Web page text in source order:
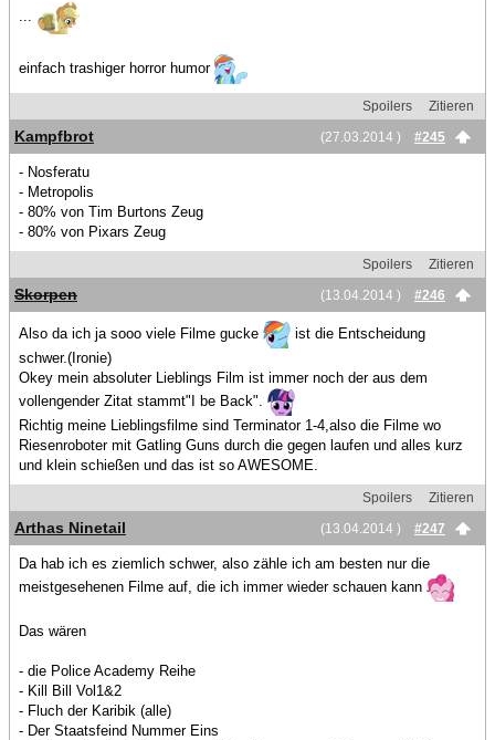
...
einfach trashiger horror humor
Spoilers
Zitieren
(27.03.2014 )
#245
Kampfbrot
- Nosferatu
- Metropolis
- 80% von Tim Burtons Zeug
- 80% von Pixars Zeug
Spoilers
Zitieren
(13.04.2014 )
#246
Skorpen
Also da ich ja sooo viele Filme gucke
ist die Entscheidung
schwer.(Ironie)
Okey mein absoluter Lieblings Film ist immer noch der aus dem
vollengender Zitat stammt"I be Back".
Richtig meine Lieblingsfilme sind Terminator 1-4,also die Filme wo
Riesenroboter mit Gatling Guns durch die gegen laufen und alles kurz
und klein schießen und das ist so AWESOME.
Spoilers
Zitieren
(13.04.2014 )
#247
Arthas Ninetail
Da hab ich es ziemlich schwer, also zähle ich am besten nur die
meistgesehenen Filme auf, die ich immer wieder schauen kann
Das wären
- die Police Academy Reihe
- Kill Bill Vol1&2
- Fluch der Karibik (alle)
- Der Staatsfeind Nummer Eins